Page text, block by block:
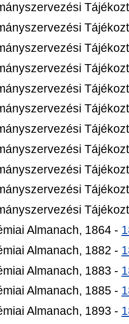
Almanach, 1864 -
Almanach, 1882 -
Almanach, 1883 -
Almanach, 1885 -
Almanach, 1893 -